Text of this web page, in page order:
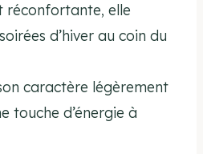
réconfortante, elle
d’hiver au coin du
caractère légèrement
touche d’énergie à